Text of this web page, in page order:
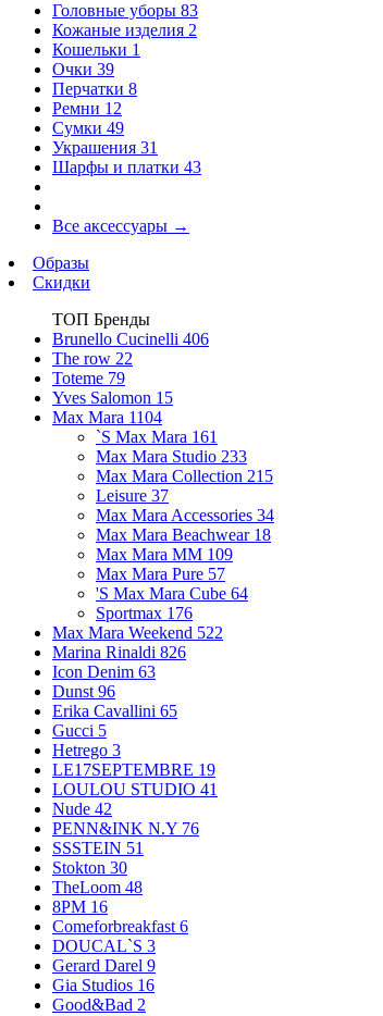
Головные уборы 83
Кожаные изделия 2
Кошельки 1
Очки 39
Перчатки 8
Ремни 12
Сумки 49
Украшения 31
Шарфы и платки 43
Все аксессуары →
Образы
Скидки
ТОП Бренды
Brunello Cucinelli 406
The row 22
Toteme 79
Yves Salomon 15
Max Mara 1104
`S Max Mara 161
Max Mara Studio 233
Max Mara Collection 215
Leisure 37
Max Mara Accessories 34
Max Mara Beachwear 18
Max Mara MM 109
Max Mara Pure 57
'S Max Mara Cube 64
Sportmax 176
Max Mara Weekend 522
Marina Rinaldi 826
Icon Denim 63
Dunst 96
Erika Cavallini 65
Gucci 5
Hetrego 3
LE17SEPTEMBRE 19
LOULOU STUDIO 41
Nude 42
PENN&INK N.Y 76
SSSTEIN 51
Stokton 30
TheLoom 48
8PM 16
Comeforbreakfast 6
DOUCAL`S 3
Gerard Darel 9
Gia Studios 16
Good&Bad 2